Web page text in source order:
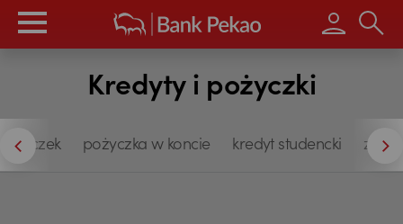
Wpisz
Kredyty i pożyczki
pożyczka w koncie kredyt studencki